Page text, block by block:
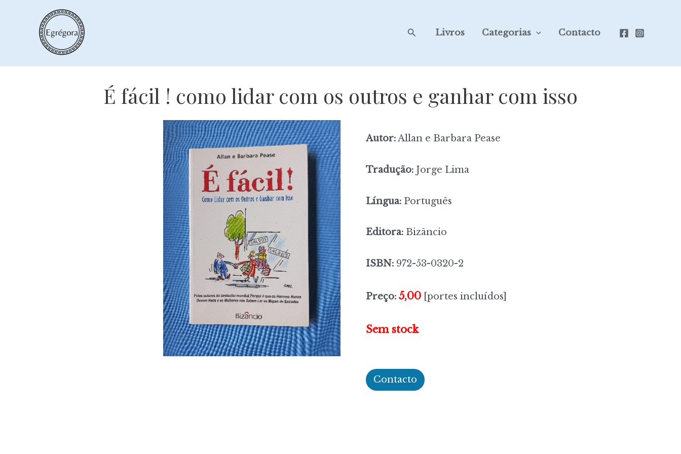
SearchLivros Categorias Contacto
É fácil ! como lidar com os outros e ganhar com isso
Autor:Allan e Barbara Pease
Tradução: Jorge Lima
Língua: Português
Editora: Bizâncio
ISBN: 972-53-0320-2
Preço: 5,00 [portes incluídos]
Sem stock
Contacto